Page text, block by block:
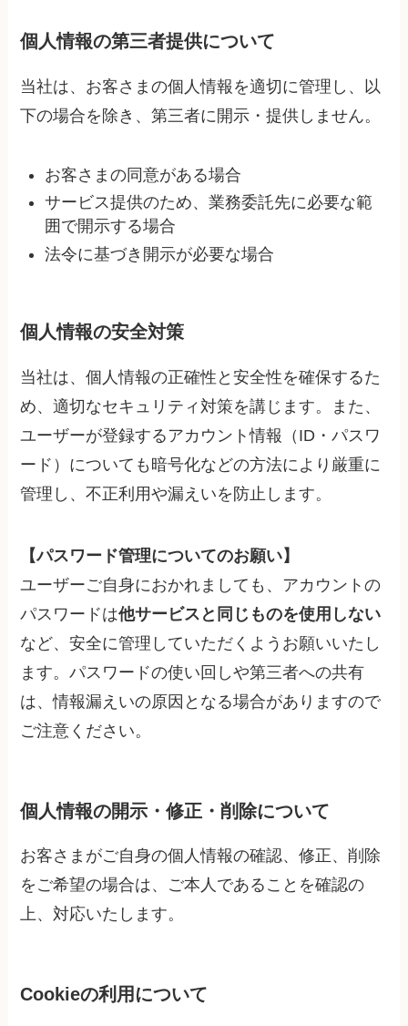
個人情報の第三者提供について
当社は、お客さまの個人情報を適切に管理し、以
下の場合を除き、第三者に開示・提供しません。
お客さまの同意がある場合
サービス提供のため、業務委託先に必要な範
囲で開示する場合
法令に基づき開示が必要な場合
個人情報の安全対策
当社は、個人情報の正確性と安全性を確保するた
め、適切なセキュリティ対策を講じます。また、
ユーザーが登録するアカウント情報（ID・パスワ
ード）についても暗号化などの方法により厳重に
管理し、不正利用や漏えいを防止します。
【パスワード管理についてのお願い】
ユーザーご自身におかれましても、アカウントの
パスワードは他サービスと同じものを使用しない
など、安全に管理していただくようお願いいたし
ます。パスワードの使い回しや第三者への共有
は、情報漏えいの原因となる場合がありますので
ご注意ください。
個人情報の開示・修正・削除について
お客さまがご自身の個人情報の確認、修正、削除
をご希望の場合は、ご本人であることを確認の
上、対応いたします。
Cookieの利用について